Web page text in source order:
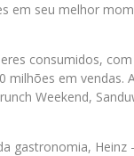
em seu melhor
consumidos,
milhões em vendas.
Weekend,
gastronomia, Heinz